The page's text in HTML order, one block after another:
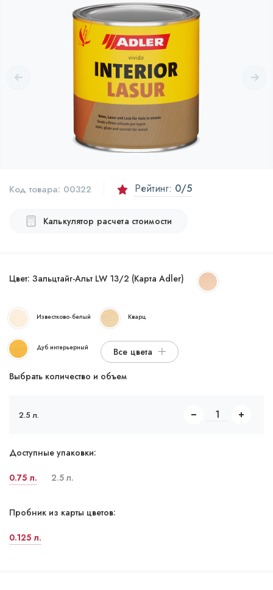
Код товара: 00322 Рейтинг: 0/5
Калькулятор расчета стоимости
Цвет: Зальцтайг-Альт LW 13/2 (Карта Adler)
Известково-белый Кварц
Дуб интерьерный
Все цвета
Выбрать количество и объем
2.5 л.
Доступные упаковки:
0.75 л. 2.5 л.
Пробник из карты цветов:
0.125 л.